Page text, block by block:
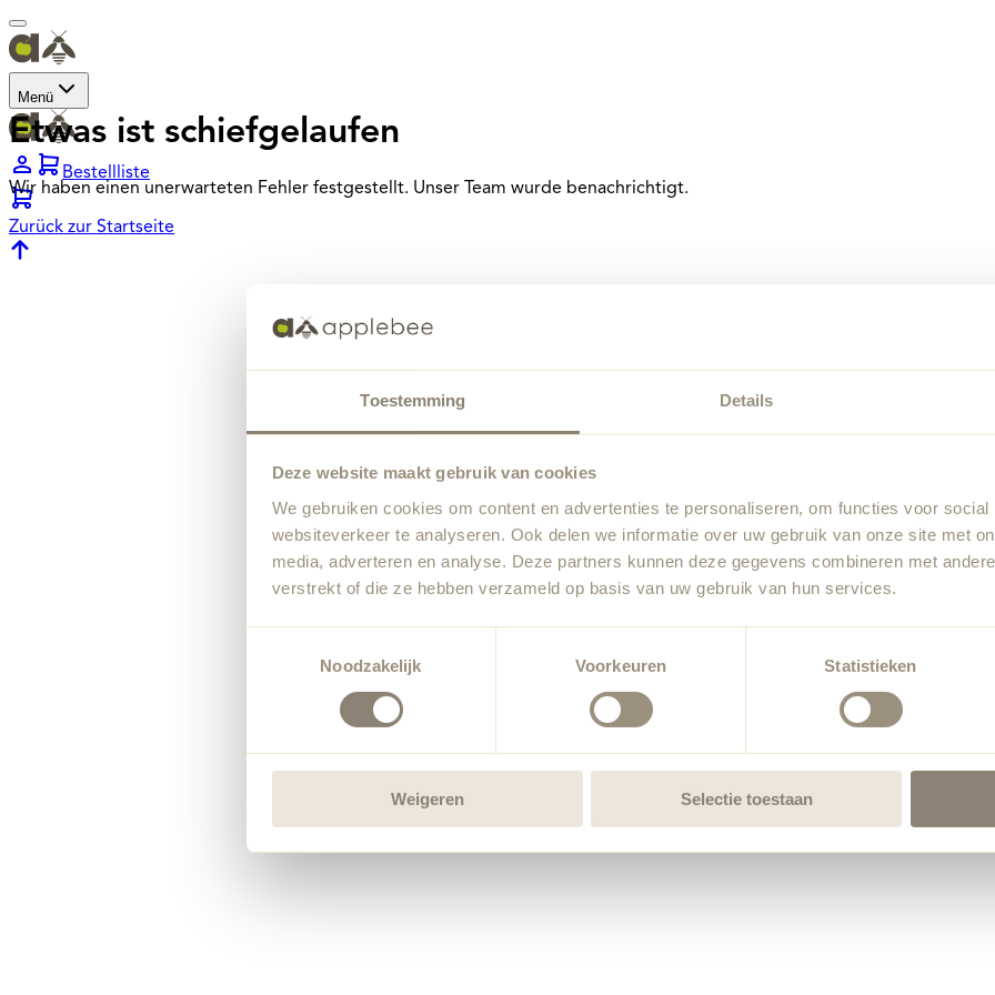
Toestemming Details
Deze website maakt gebruik van cookies
We gebruiken cookies om content en advertenties te personaliseren, om functies voor
websiteverkeer te analyseren. Ook delen we informatie over uw gebruik van onze site met
media, adverteren en analyse. Deze partners kunnen deze gegevens combineren met
verstrekt of die ze hebben verzameld op basis van uw gebruik van hun services.
Noodzakelijk
Voorkeuren Statistieken
Weigeren Selectie toestaan
Menü
Bestellliste
Etwas ist schiefgelaufen
Wir haben einen unerwarteten Fehler festgestellt. Unser Team wurde benachrichtigt.
Zurück zur Startseite